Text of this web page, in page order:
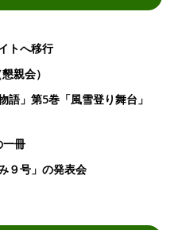
トへ移行
親会）
語」第5巻「風雪登り舞台」
一冊
９号」の発表会